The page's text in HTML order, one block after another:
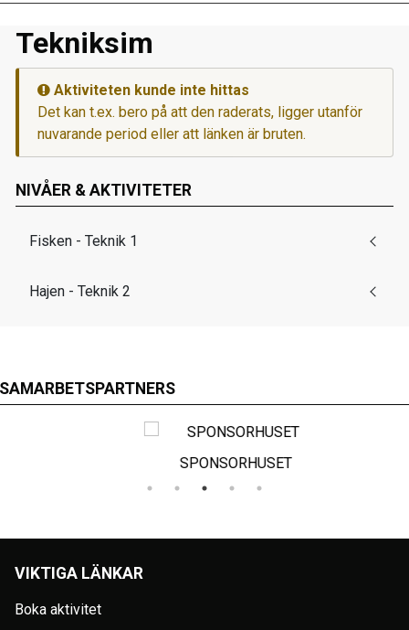
Tekniksim
Aktiviteten kunde inte hittas
Det kan t.ex. bero på att den raderats, ligger utanför
nuvarande period eller att länken är bruten.
NIVÅER & AKTIVITETER
Fisken - Teknik 1
Hajen - Teknik 2
SAMARBETSPARTNERS
SPONSORHUSET
VIKTIGA LÄNKAR
Boka aktivitet